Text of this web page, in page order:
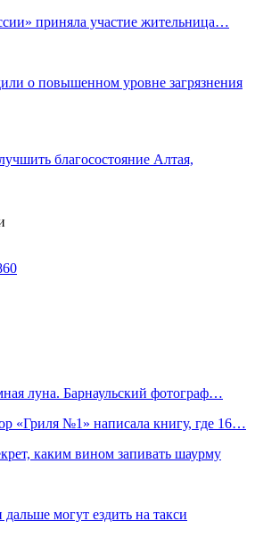
приняла участие жительница…
о повышенном уровне загрязнения
благосостояние Алтая,
луна. Барнаульский фотограф…
«Гриля №1» написала книгу, где 16…
каким вином запивать шаурму
могут ездить на такси